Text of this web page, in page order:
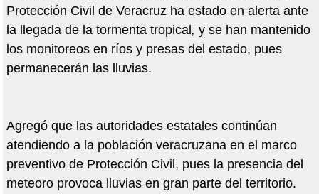
Protección Civil de Veracruz ha estado en alerta ante
la llegada de la tormenta tropical , y se han mantenido
los monitoreos en ríos y presas del estado, pues
permanecerán las lluvias.
Agregó que las autoridades estatales continúan
atendiendo a la población veracruzana en el marco
preventivo de Protección Civil, pues la presencia del
meteoro provoca lluvias en gran parte del territorio.